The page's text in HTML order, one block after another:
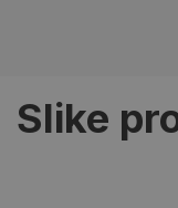
Slike